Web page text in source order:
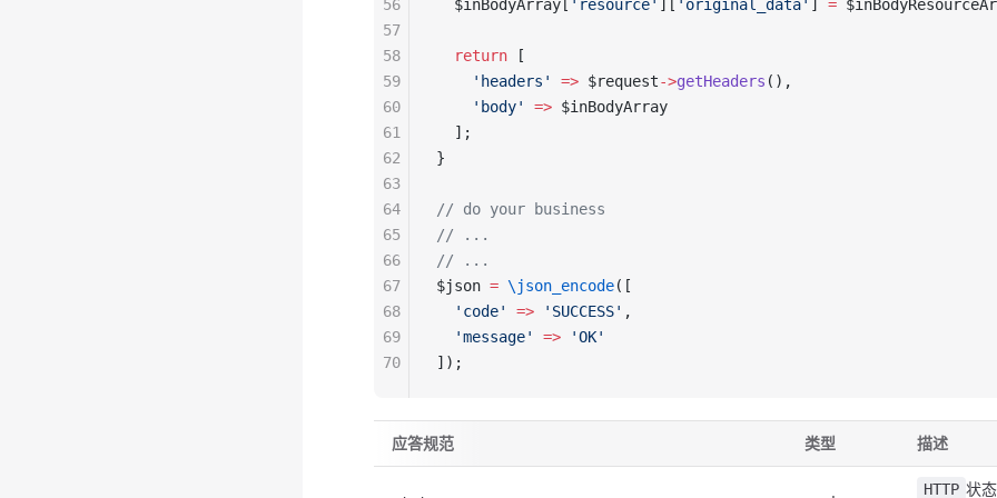
  $inBodyArray[
'resource' ][ 'original_data' ] =
  return
[
    'headers'
=> $request->getHeaders (),
    'body'
=> $inBodyArray
  ];
}
// do your business
// ...
// ...
$json = \json_encode([
  'code'
=> 'SUCCESS' ,
  'message'
=> 'OK'
]);
56
57
58
59
60
61
62
63
64
65
66
67
68
69
70
应答规范 类型 描述
HTTP 状